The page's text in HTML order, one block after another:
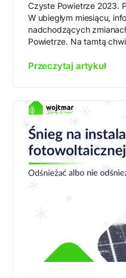
Czyste Powietrze 2023.
W ubiegłym miesiącu,
nadchodzących
Powietrze. Na tamtą
Przeczytaj artykuł